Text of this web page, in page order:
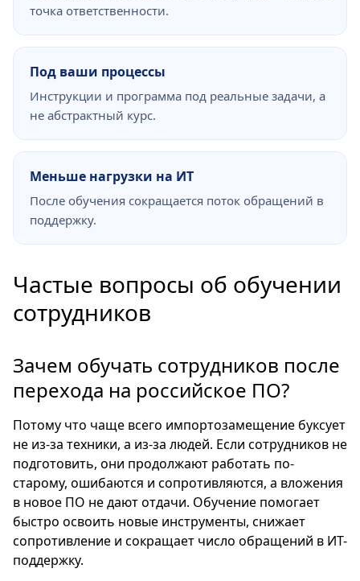
точка ответственности.
Под ваши процессы
Инструкции и программа под реальные задачи, а
не абстрактный курс.
Меньше нагрузки на ИТ
После обучения сокращается поток обращений в
поддержку.
Частые вопросы об обучении
сотрудников
Зачем обучать сотрудников после
перехода на российское ПО?
Потому что чаще всего импортозамещение буксует
не из-за техники, а из-за людей. Если сотрудников не
подготовить, они продолжают работать по-
старому, ошибаются и сопротивляются, а вложения
в новое ПО не дают отдачи. Обучение помогает
быстро освоить новые инструменты, снижает
сопротивление и сокращает число обращений в ИТ-
поддержку.